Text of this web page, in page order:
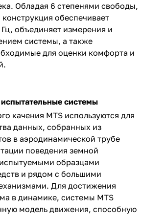
Обладая 6 степенями свободы,
конструкция обеспечивает
объединяет измерения и
системы, а также
для оценки комфорта и
системы
качения MTS используются для
данных, собранных из
в аэродинамической трубе
поведения земной
образцами
и рядом с большими
Для достижения
в динамике, системы MTS
модель движения, способную